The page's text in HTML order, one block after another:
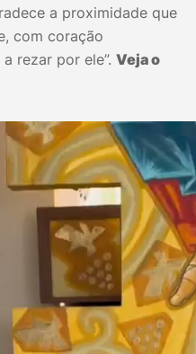
a proximidade que
com coração
rezar por ele”. Veja o